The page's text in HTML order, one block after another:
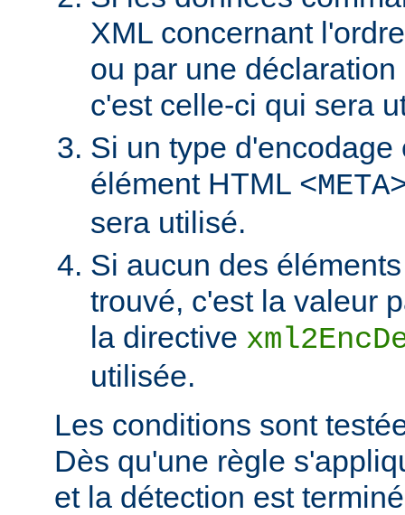
XML concernant
ou par une
c'est celle-ci qui sera
Si un type
élément HTML
sera utilisé.
Si aucun des
trouvé, c'est la valeur
la directive
utilisée.
Les conditions sont
Dès qu'une règle
et la détection est